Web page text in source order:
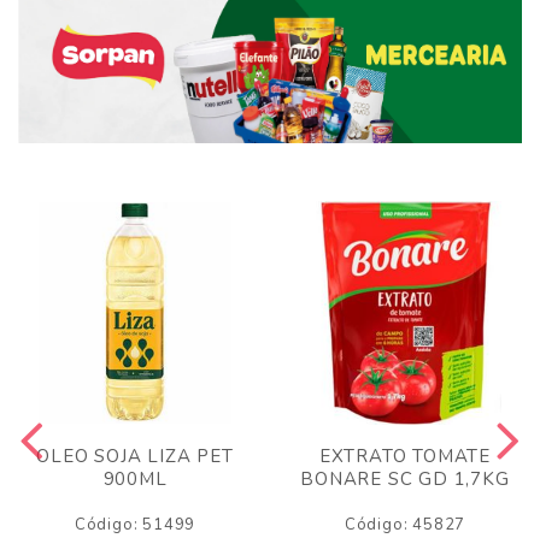
OLEO SOJA LIZA PET
900ML
Código: 51499
EXTRATO TOMATE
BONARE SC GD 1,7KG
Código: 45827